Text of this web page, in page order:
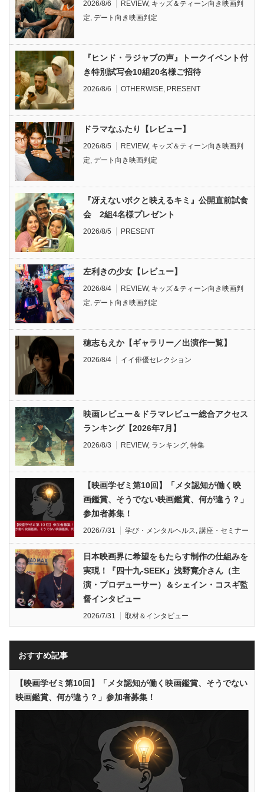
2026/8/6 REVIEW, キッズ＆ティーン向き映画判
定, デート向き映画判定
『ヒンド・ラジャブの声』トークイベント付
き特別試写会10組20名様ご招待
2026/8/6 OTHERWISE, PRESENT
ドラマなふたり【レビュー】
2026/8/5 REVIEW, キッズ＆ティーン向き映画判
定, デート向き映画判定
『冴えないボクと映えるキミ』公開直前試食
会 2組4名様プレゼント
2026/8/5 PRESENT
左利きの少女【レビュー】
2026/8/4 REVIEW, キッズ＆ティーン向き映画判
定, デート向き映画判定
穂志もえか【ギャラリー／出演作一覧】
2026/8/4 イイ俳優セレクション
映画レビュー＆ドラマレビュー総合アクセス
ランキング【2026年7月】
2026/8/3 REVIEW, ランキング, 特集
【映画学ゼミ第10回】「メタ認知が働く映
画鑑賞、そうでない映画鑑賞、何が違う？」
参加者募集！
2026/7/31 学び・メンタルヘルス, 講座・セミナー
日本映画界に希望をもたらす制作の仕組みを
実現！『四十九-SEEK』浅野寛介さん（主
演・プロデューサー）＆シェイン・コスギ監
督インタビュー
2026/7/31 取材＆インタビュー
おすすめ記事
【映画学ゼミ第10回】「メタ認知が働く映画鑑賞、そうでない
映画鑑賞、何が違う？」参加者募集！